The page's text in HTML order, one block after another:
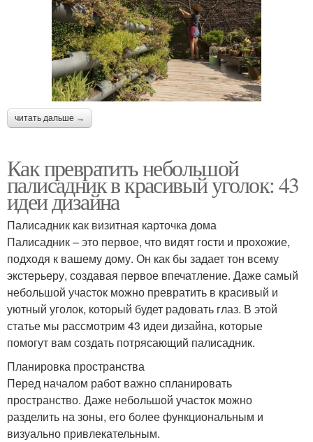
читать дальше →
Как превратить небольшой
палисадник в красивый уголок: 43
идеи дизайна
Палисадник как визитная карточка дома
Палисадник – это первое, что видят гости и прохожие,
подходя к вашему дому. Он как бы задает тон всему
экстерьеру, создавая первое впечатление. Даже самый
небольшой участок можно превратить в красивый и
уютный уголок, который будет радовать глаз. В этой
статье мы рассмотрим 43 идеи дизайна, которые
помогут вам создать потрясающий палисадник.
Планировка пространства
Перед началом работ важно спланировать
пространство. Даже небольшой участок можно
разделить на зоны, его более функциональным и
визуально привлекательным.